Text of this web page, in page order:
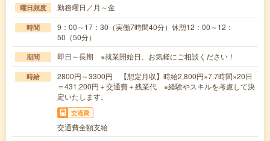
曜日頻度 勤務曜日／月～金
時間
9：00～17：30（実働7時間40分）休憩12：00～12：
50（50分）
期間 即日～長期 ※就業開始日、お気軽にご相談ください！
時給
2800円～3300円 【想定月収】時給2,800円×7.7時間×20日
＝431,200円＋交通費＋残業代 ※経験やスキルを考慮して決
定いたします。
交通費
交通費全額支給